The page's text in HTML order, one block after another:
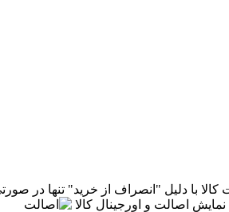
کالا با دلیل "انصراف از خرید" تنها در
نمایش اصالت و اورجینال کالا